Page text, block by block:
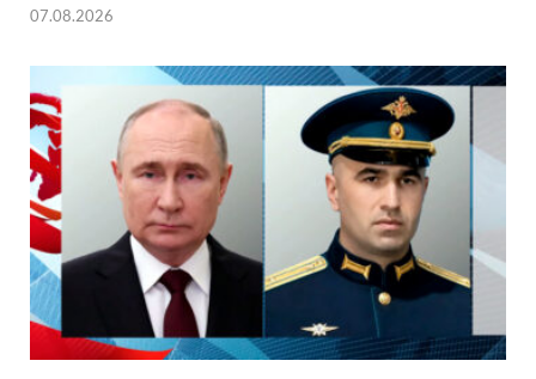
07.08.2026